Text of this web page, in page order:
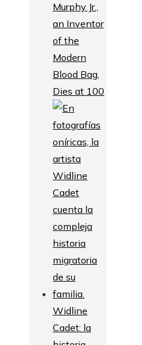
Murphy Jr.,
an Inventor
of the
Modern
Blood Bag,
Dies at 100
Widline
Cadet: la